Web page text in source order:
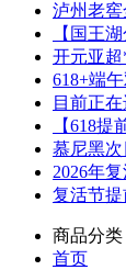
泸州老
【国王
开元亚
618+端
目前正
【618
慕尼黑次
2026年
复活节
商品分类
首页